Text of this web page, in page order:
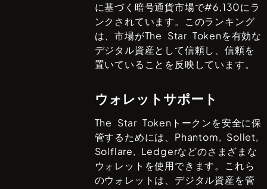
に基づく暗号通貨市場で#6,130にラ
ンクされています。このランキング
は、市場がThe Star Tokenを有効な
デジタル資産として信頼し、信頼を
置いていることを反映しています。
ウォレットサポート
The Star Token トークンを安全に保
管するためには、 Phantom, Sollet,
Solflare, Ledgerなどのさまざまな
ウォレットを使用できます。これら
のウォレットは、デジタル資産を管